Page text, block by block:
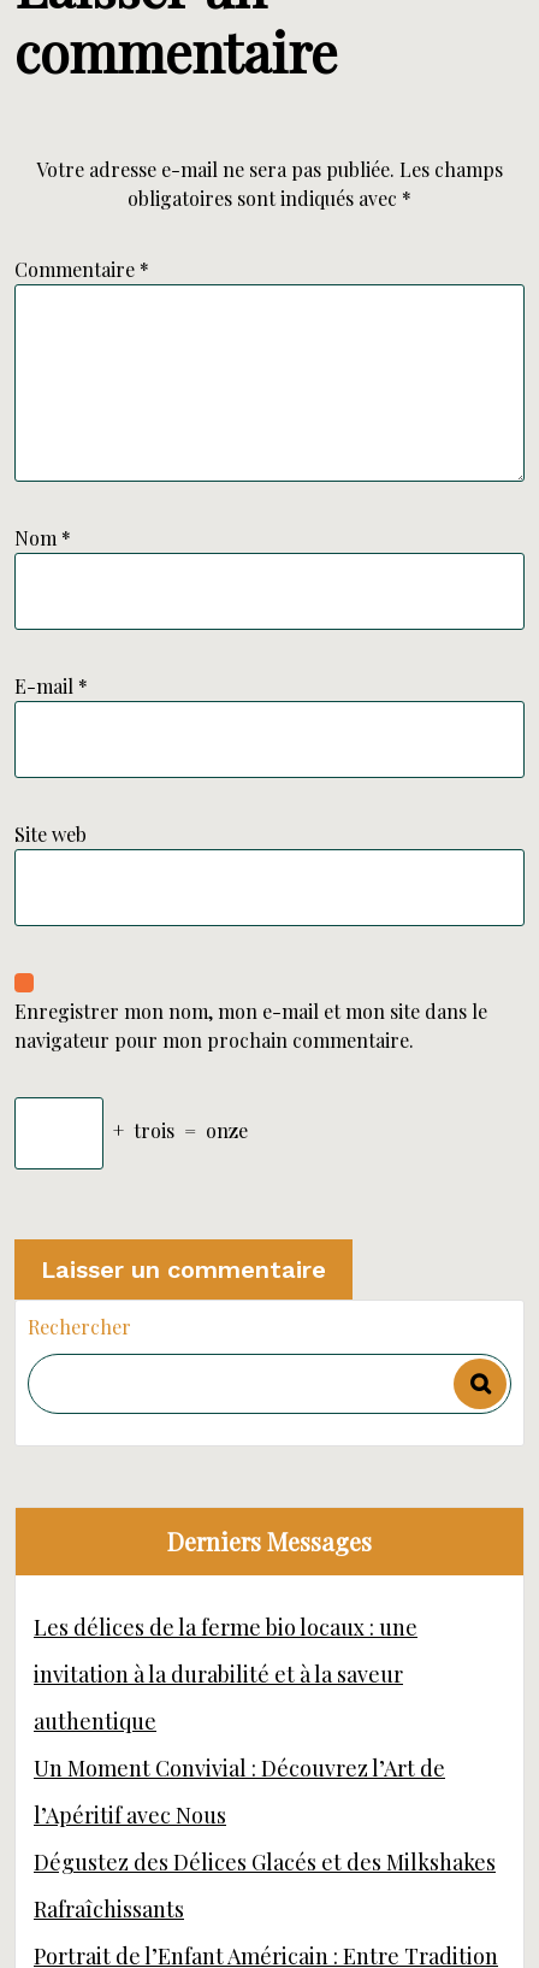
commentaire
Votre adresse e-mail ne sera pas publiée. Les champs
obligatoires sont indiqués avec *
Commentaire *
Nom *
E-mail *
Site web
Enregistrer mon nom, mon e-mail et mon site dans le
navigateur pour mon prochain commentaire.
+ trois = onze
Rechercher
Derniers Messages
Les délices de la ferme bio locaux : une
invitation à la durabilité et à la saveur
authentique
Un Moment Convivial : Découvrez l’Art de
l’Apéritif avec Nous
Dégustez des Délices Glacés et des Milkshakes
Rafraîchissants
Portrait de l’Enfant Américain : Entre Tradition